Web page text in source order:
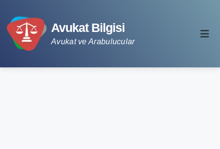
Avukat Bilgisi
Avukat ve Arabulucular